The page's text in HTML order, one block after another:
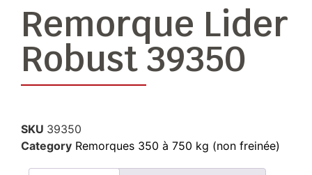
Remorque Lider
Robust 39350
SKU 39350
Category Remorques 350 à 750 kg (non freinée)